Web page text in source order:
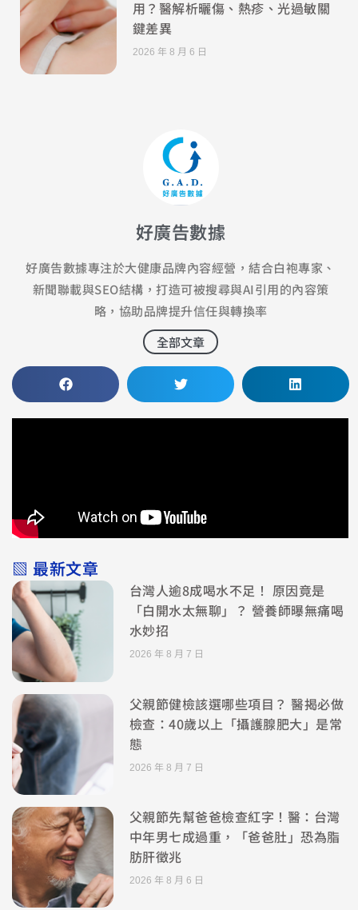
用？醫解析曬傷、熱疹、光過敏關
鍵差異
2026 年 8 月 6 日
好廣告數據
好廣告數據專注於大健康品牌內容經營，結合白袍專家、
新聞聯載與SEO結構，打造可被搜尋與AI引用的內容策
略，協助品牌提升信任與轉換率
全部文章
▧ 最新文章
台灣人逾8成喝水不足！ 原因竟是
「白開水太無聊」？ 營養師曝無痛喝
水妙招
2026 年 8 月 7 日
父親節健檢該選哪些項目？ 醫揭必做
檢查：40歲以上「攝護腺肥大」是常
態
2026 年 8 月 7 日
父親節先幫爸爸檢查紅字！醫：台灣
中年男七成過重，「爸爸肚」恐為脂
肪肝徵兆
2026 年 8 月 6 日